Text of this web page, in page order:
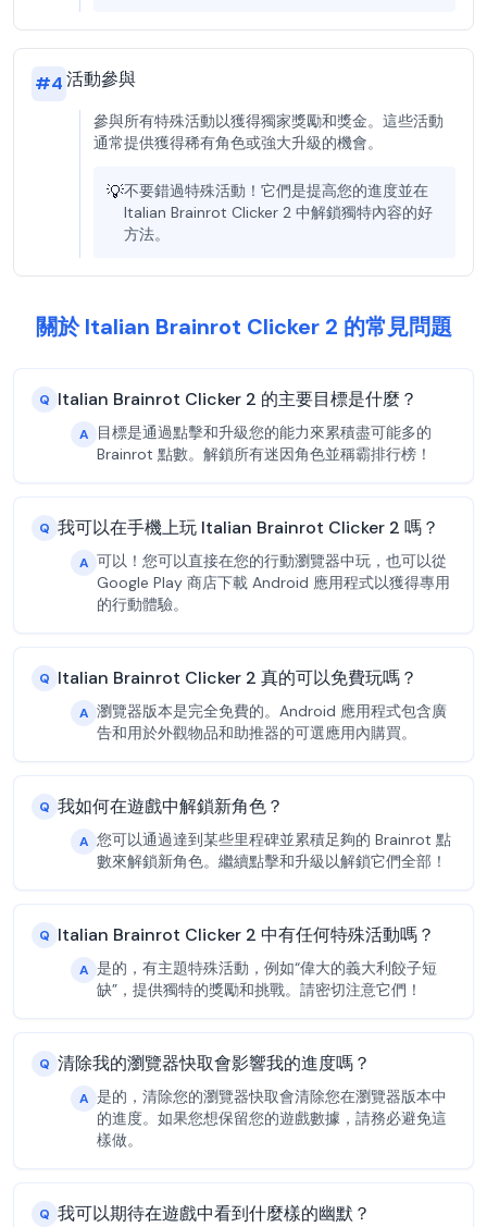
#4活動參與
參與所有特殊活動以獲得獨家獎勵和獎金。這些活動
通常提供獲得稀有角色或強大升級的機會。
💡不要錯過特殊活動！它們是提高您的進度並在
Italian Brainrot Clicker 2 中解鎖獨特內容的好
方法。
關於 Italian Brainrot Clicker 2 的常見問題
Q Italian Brainrot Clicker 2 的主要目標是什麼？
A
目標是通過點擊和升級您的能力來累積盡可能多的
Brainrot 點數。解鎖所有迷因角色並稱霸排行榜！
Q 我可以在手機上玩 Italian Brainrot Clicker 2 嗎？
A 可以！您可以直接在您的行動瀏覽器中玩，也可以從
Google Play 商店下載 Android 應用程式以獲得專用
的行動體驗。
Q Italian Brainrot Clicker 2 真的可以免費玩嗎？
A 瀏覽器版本是完全免費的。Android 應用程式包含廣
告和用於外觀物品和助推器的可選應用內購買。
Q 我如何在遊戲中解鎖新角色？
A 您可以通過達到某些里程碑並累積足夠的 Brainrot 點
數來解鎖新角色。繼續點擊和升級以解鎖它們全部！
Q Italian Brainrot Clicker 2 中有任何特殊活動嗎？
A 是的，有主題特殊活動，例如“偉大的義大利餃子短
缺”，提供獨特的獎勵和挑戰。請密切注意它們！
Q 清除我的瀏覽器快取會影響我的進度嗎？
A 是的，清除您的瀏覽器快取會清除您在瀏覽器版本中
的進度。如果您想保留您的遊戲數據，請務必避免這
樣做。
Q 我可以期待在遊戲中看到什麼樣的幽默？